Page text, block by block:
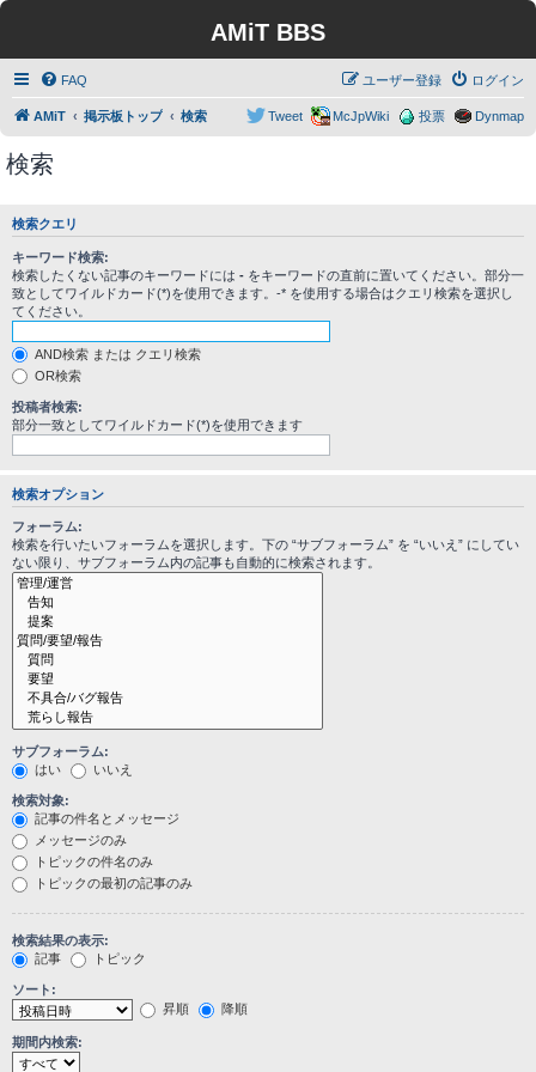
AMiT BBS
FAQ ログイン
ユーザー登録
AMiT 掲示板トップ 検索 Dynmap
投票
McJpWiki
Tweet
検索
検索クエリ
キーワード検索:
検索したくない記事のキーワードには - をキーワードの直前に置いてください。部分一
致としてワイルドカード(*)を使用できます。-* を使用する場合はクエリ検索を選択し
てください。
AND検索 または クエリ検索
OR検索
投稿者検索:
部分一致としてワイルドカード(*)を使用できます
検索オプション
フォーラム:
検索を行いたいフォーラムを選択します。下の “サブフォーラム” を “いいえ” にしてい
ない限り、サブフォーラム内の記事も自動的に検索されます。
サブフォーラム:
はい
いいえ
検索対象:
記事の件名とメッセージ
メッセージのみ
トピックの件名のみ
トピックの最初の記事のみ
検索結果の表示:
記事
トピック
ソート:
昇順
降順
期間内検索: